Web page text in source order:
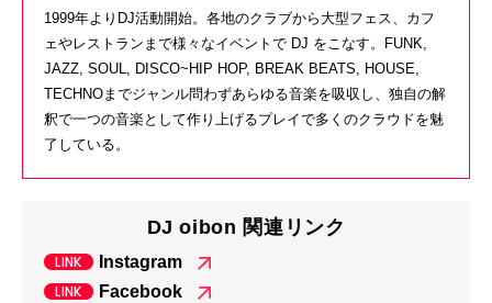
1999年よりDJ活動開始。各地のクラブから大型フェス、カフ
ェやレストランまで様々なイベントで DJ をこなす。FUNK,
JAZZ, SOUL, DISCO~HIP HOP, BREAK BEATS, HOUSE,
TECHNOまでジャンル問わずあらゆる音楽を吸収し、独自の解
釈で一つの音楽として作り上げるプレイで多くのクラウドを魅
了している。
DJ oibon 関連リンク
Instagram
Facebook